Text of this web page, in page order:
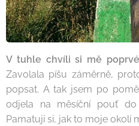
V tuhle chvíli si mě
Zavolala píšu záměrně,
popsat. A tak jsem po
odjela na měsíční pouť do
Pamatuji si, jak to moje okolí